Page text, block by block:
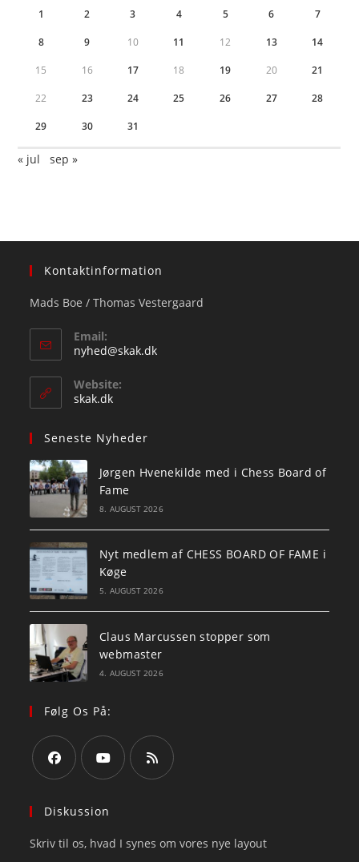
1 2 3 4 5 6 7
8 9 10 11 12 13 14
15 16 17 18 19 20 21
22 23 24 25 26 27 28
29 30 31
« jul sep »
Kontaktinformation
Mads Boe / Thomas Vestergaard
Email:
nyhed@skak.dkOpens
Website:
skak.dk
Seneste Nyheder
Jørgen Hvenekilde med i Chess Board of
Fame
8. AUGUST 2026
Nyt medlem af CHESS BOARD OF FAME i
Køge
5. AUGUST 2026
Claus Marcussen stopper som
webmaster
4. AUGUST 2026
Følg Os På:
in
new
in
new
new
Diskussion
Skriv til os, hvad I synes om vores nye layout